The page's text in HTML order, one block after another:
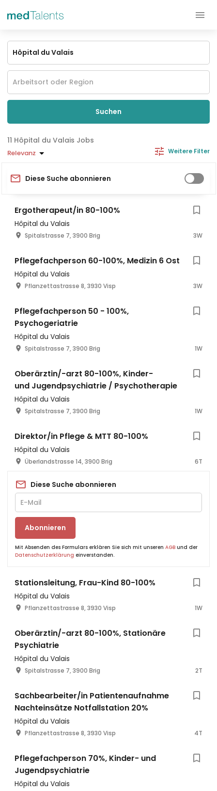
Suchen
Hôpital du Valais Jobs
Relevanz Weitere Filter
Diese Suche abonnieren
Ergotherapeut/in 80-100%
Hôpital du Valais
Spitalstrasse 7, 3900 Brig 3W
Pflegefachperson 60-100%, Medizin 6 Ost
Hôpital du Valais
Pflanzettastrasse 8, 3930 Visp 3W
Pflegefachperson 50 - 100%,
Psychogeriatrie
Hôpital du Valais
Spitalstrasse 7, 3900 Brig 1W
Oberärztin/-arzt 80-100%, Kinder-
und Jugendpsychiatrie / Psychotherapie
Hôpital du Valais
Spitalstrasse 7, 3900 Brig 1W
Direktor/in Pflege & MTT 80-100%
Hôpital du Valais
Überlandstrasse 14, 3900 Brig 6T
Diese Suche abonnieren
Abonnieren
Mit Absenden des Formulars erklären Sie sich mit unseren AGB und der
Datenschutzerklärung einverstanden.
Stationsleitung, Frau-Kind 80-100%
Hôpital du Valais
Pflanzettastrasse 8, 3930 Visp 1W
Oberärztin/-arzt 80-100%, Stationäre
Psychiatrie
Hôpital du Valais
Spitalstrasse 7, 3900 Brig 2T
Sachbearbeiter/in Patientenaufnahme
Nachteinsätze Notfallstation 20%
Hôpital du Valais
Pflanzettastrasse 8, 3930 Visp 4T
Pflegefachperson 70%, Kinder- und
Jugendpsychiatrie
Hôpital du Valais